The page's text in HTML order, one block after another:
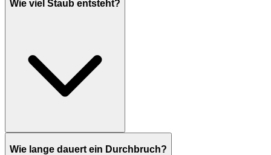
Wie viel Staub entsteht?
Wie lange dauert ein Durchbruch?